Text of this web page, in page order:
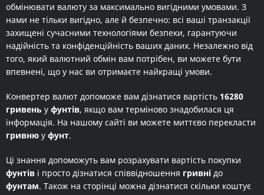
обмінювати валюту за максимально вигідними умовами. З
нами не тільки вигідно, але й безпечно: всі ваші транзакції
захищені сучасними технологіями безпеки, гарантуючи
надійність та конфіденційність ваших даних. Незалежно від
того, який валютний обмін вам потрібен, ви можете бути
впевнені, що у нас ви отримаєте найкращі умови.
Конвертер валют допоможе вам дізнатися вартість 16280
гривень у фунтів, якщо вам терміново знадобилася ця
інформація. На нашому сайті ви можете миттєво перекласти
гривню у фунт.
Ці знання допоможуть вам розрахувати вартість покупки
фунтів і просто дізнатися співвідношення гривні до
фунтам. Також на сторінці можна дізнатися скільки коштує